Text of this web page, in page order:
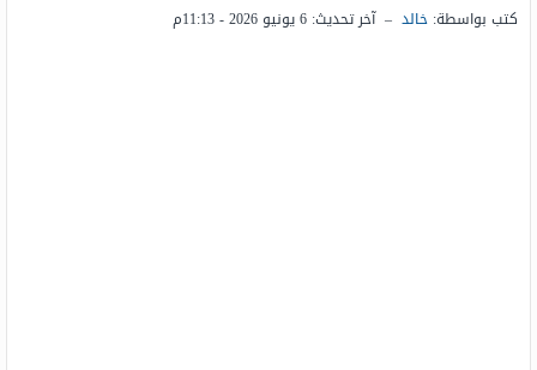
كتب بواسطة: خالد – آخر تحديث: 6 يونيو 2026 - 11:13م